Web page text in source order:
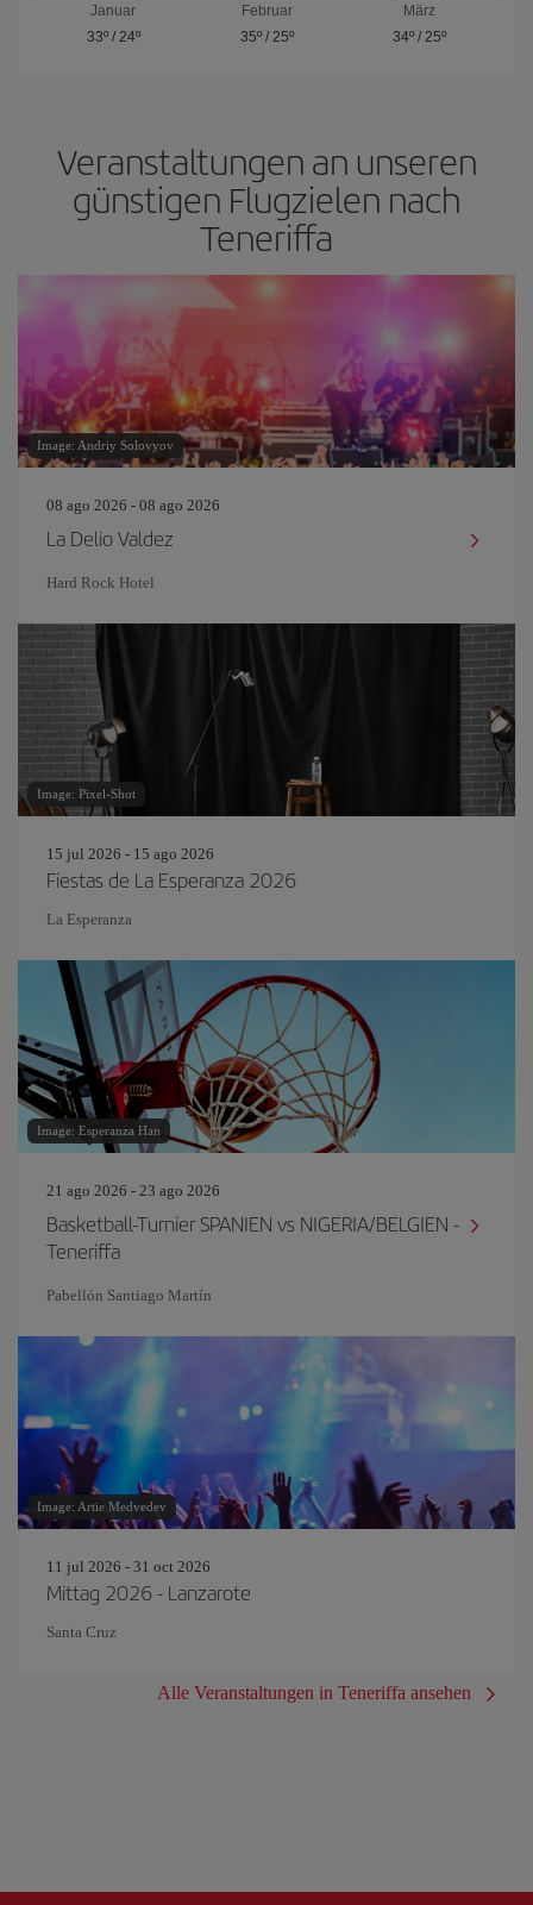
Januar
33º/ 24º
Februar
35º/ 25º
März
34º /25º
Veranstaltungen an unseren
günstigen Flugzielen nach
Teneriffa
Image: Andriy Solovyov
08 ago 2026 - 08 ago 2026
La Delio Valdez
Hard Rock Hotel
Image: Pixel-Shot
15 jul 2026 - 15 ago 2026
Fiestas de La Esperanza 2026
La Esperanza
Image: Esperanza Han
21 ago 2026 - 23 ago 2026
Basketball-Turnier SPANIEN vs NIGERIA/BELGIEN -
Teneriffa
Pabellón Santiago Martín
Image: Artie Medvedev
11 jul 2026 - 31 oct 2026
Mittag 2026 - Lanzarote
Santa Cruz
Alle Veranstaltungen in Teneriffa ansehen